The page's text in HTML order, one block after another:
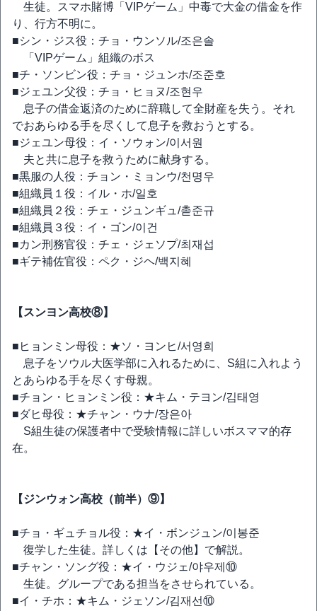
生徒。スマホ賭博「VIPゲーム」中毒で大金の借金を作
り、行方不明に。
■シン・ジス役：チョ・ウンソル/조은솔
「VIPゲーム」組織のボス
■チ・ソンビン役：チョ・ジュンホ/조준호
■ジェユン父役：チョ・ヒョヌ/조현우
息子の借金返済のために辞職して全財産を失う。それ
でおあらゆる手を尽くして息子を救おうとする。
■ジェユン母役：イ・ソウォン/이서원
夫と共に息子を救うために献身する。
■黒服の人役：チョン・ミョンウ/천명우
■組織員１役：イル・ホ/일호
■組織員２役：チェ・ジュンギュ/촏준규
■組織員３役：イ・ゴン/이건
■カン刑務官役：チェ・ジェソプ/최재섭
■ギテ補佐官役：ペク・ジヘ/백지혜
【スンヨン高校⑧】
■ヒョンミン母役：★ソ・ヨンヒ/서영희
息子をソウル大医学部に入れるために、S組に入れよう
とあらゆる手を尽くす母親。
■チョン・ヒョンミン役：★キム・テヨン/김태영
■ダヒ母役：★チャン・ウナ/장은아
S組生徒の保護者中で受験情報に詳しいボスママ的存
在。
【ジンウォン高校（前半）⑨】
■チョ・ギュチョル役：★イ・ボンジュン/이봉준
復学した生徒。詳しくは【その他】で解説。
■チャン・ソング役：★イ・ウジェ/야우제⑩
生徒。グループである担当をさせられている。
■イ・チホ：★キム・ジェソン/김재선⑩